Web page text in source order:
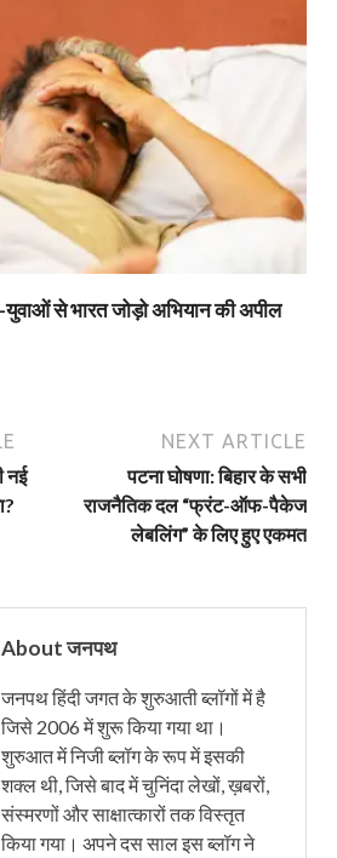
युवाओं से भारत जोड़ो अभियान की अपील
नई
NEXT ARTICLE
पटना घोषणा: बिहार के सभी
राजनैतिक दल “फ्रंट-ऑफ-पैकेज
लेबलिंग” के लिए हुए एकमत
About जनपथ
जनपथ हिंदी जगत के शुरुआती ब्लॉगों में है
जिसे 2006 में शुरू किया गया था।
शुरुआत में निजी ब्लॉग के रूप में इसकी
शक्ल थी, जिसे बाद में चुनिंदा लेखों, ख़बरों,
संस्मरणों और साक्षात्कारों तक विस्तृत
किया गया। अपने दस साल इस ब्लॉग ने